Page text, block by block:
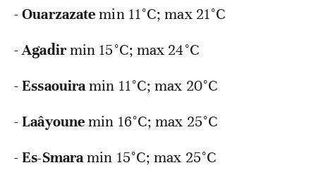
-Ouarzazatemin 11°C; max 21°C
-Agadirmin 15°C; max 24°C
-Essaouiramin 11°C; max 20°C
-Laâyounemin 16°C; max 25°C
-Es-Smaramin 15°C; max 25°C